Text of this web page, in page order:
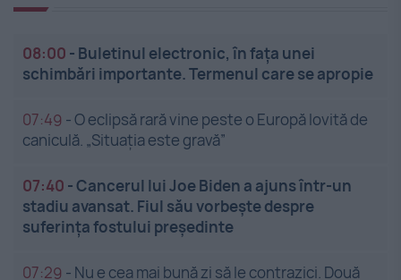
08:00 - Buletinul electronic, în fața unei
schimbări importante. Termenul care se apropie
07:49 -O eclipsă rară vine peste o Europă lovită de
caniculă. „Situația este gravă”
07:40 -Cancerul lui Joe Biden a ajuns într-un
stadiu avansat. Fiul său vorbește despre
suferința fostului președinte
07:29 - Nu e cea mai bună zi să le contrazici. Două